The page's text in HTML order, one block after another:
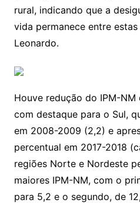
rural, indicando que a
vida permanece entre estas
Leonardo.
Houve redução do IPM-
com destaque para o Sul,
em 2008-2009 (2,2) e
percentual em 2017-2018
regiões Norte e Nordeste
maiores IPM-NM, com o
para 5,2 e o segundo, de